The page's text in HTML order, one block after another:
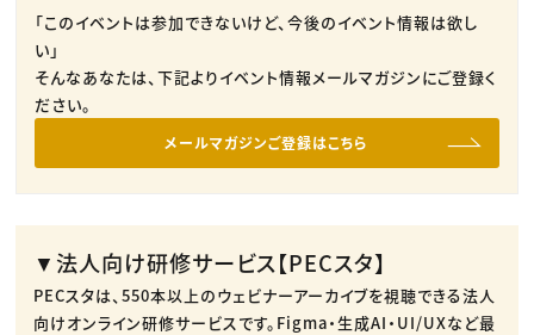
「このイベントは参加できないけど、今後のイベント情報は欲し
い」
そんなあなたは、下記よりイベント情報メールマガジンにご登録く
ださい。
メールマガジンご登録はこちら
▼法人向け研修サービス【PECスタ】
PECスタは、550本以上のウェビナーアーカイブを視聴できる法人
向けオンライン研修サービスです。​Figma・生成AI・UI/UXなど最